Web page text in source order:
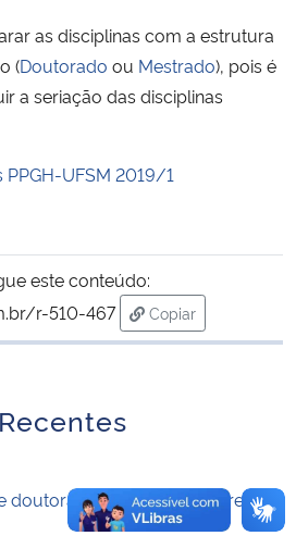
e dos Direitos Humanos
as disciplinas com a estrutura
(Doutorado ou Mestrado), pois é
a seriação das disciplinas
UFSM 2019/1
este conteúdo:
r-510-467
Copiar
para área de
doutorado – Mateus Lazzaretti